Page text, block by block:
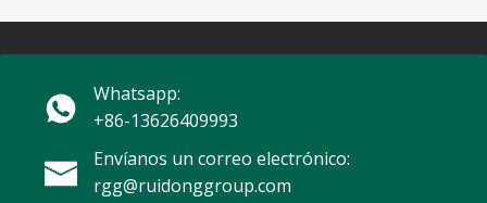
Whatsapp:
+86-13626409993
Envíanos un correo electrónico:
rgg@ruidonggroup.com